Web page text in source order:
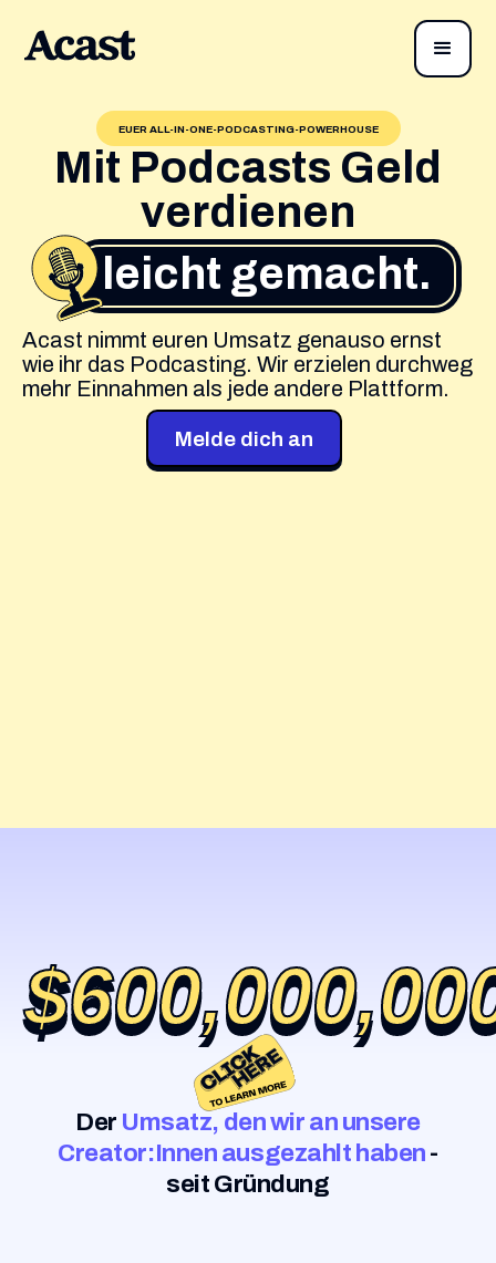
EUER ALL-IN-ONE-PODCASTING-POWERHOUSE
Mit Podcasts Geld
verdienen
leicht gemacht.
Acast nimmt euren Umsatz genauso ernst
wie ihr das Podcasting. Wir erzielen durchweg
mehr Einnahmen als jede andere Plattform.
Melde dich an
Der Umsatz, den wir an unsere
Creator:Innen ausgezahlt haben -
seit Gründung